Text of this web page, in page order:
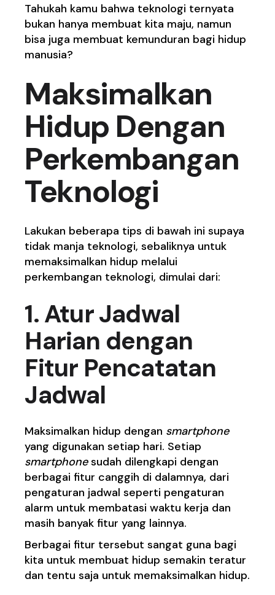
Tahukah kamu bahwa teknologi ternyata
bukan hanya membuat kita maju, namun
bisa juga membuat kemunduran bagi hidup
manusia?
Maksimalkan
Hidup Dengan
Perkembangan
Teknologi
Lakukan beberapa tips di bawah ini supaya
tidak manja teknologi, sebaliknya untuk
memaksimalkan hidup melalui
perkembangan teknologi, dimulai dari:
1. Atur Jadwal
Harian dengan
Fitur Pencatatan
Jadwal
Maksimalkan hidup dengan smartphone
yang digunakan setiap hari. Setiap
smartphonesudah dilengkapi dengan
berbagai fitur canggih di dalamnya, dari
pengaturan jadwal seperti pengaturan
alarm untuk membatasi waktu kerja dan
masih banyak fitur yang lainnya.
Berbagai fitur tersebut sangat guna bagi
kita untuk membuat hidup semakin teratur
dan tentu saja untuk memaksimalkan hidup.